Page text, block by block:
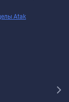
Atak